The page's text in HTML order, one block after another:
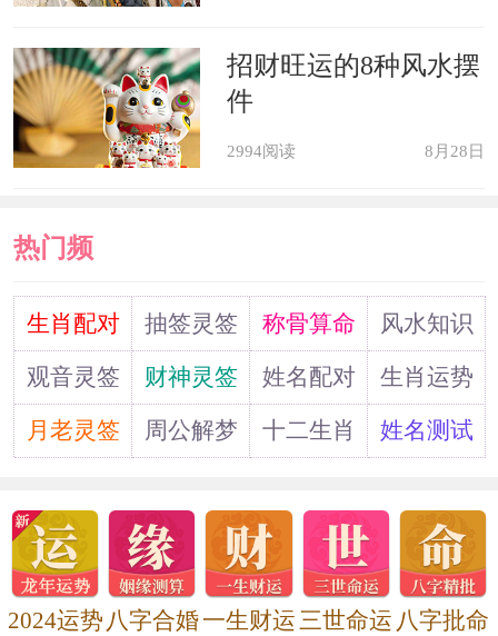
招财旺运的8种风水摆
件
2994阅读 8月28日
热门频
道生肖配对 抽签灵签 称骨算命
风水知识
观音灵签
财神灵签 姓名配对
生肖运势
月老灵签
周公解梦 十二生肖 姓名测试
2024运势 八字合婚一生财运三世命运 八字批命